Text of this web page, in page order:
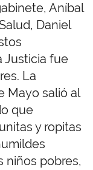
Aníbal
Daniel
Justicia fue
La
Mayo salió al
que
y ropitas
niños pobres,